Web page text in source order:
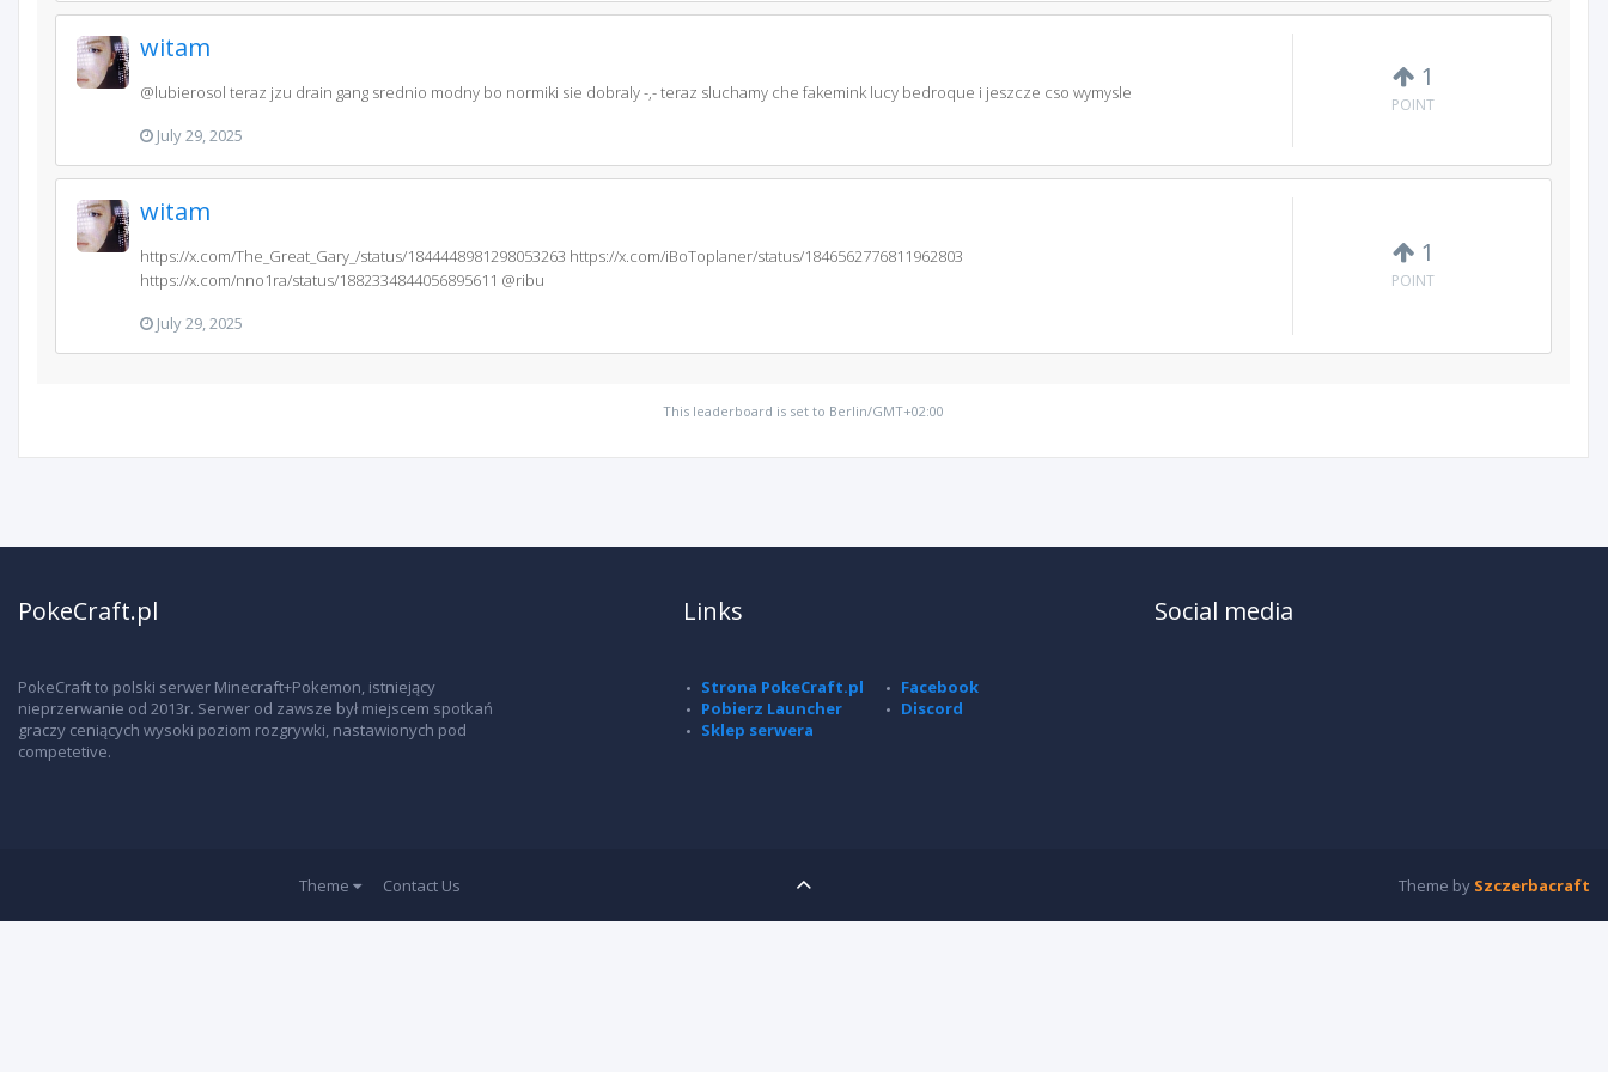
1
POINT
witam
@lubierosol teraz jzu drain gang srednio modny bo normiki sie dobraly -,- teraz sluchamy che fakemink lucy bedroque i jeszcze cso wymysle
July 29, 2025
1
POINT
witam
https://x.com/The_Great_Gary_/status/1844448981298053263 https://x.com/iBoToplaner/status/1846562776811962803
https://x.com/nno1ra/status/1882334844056895611 @ribu
July 29, 2025
This leaderboard is set to Berlin/GMT+02:00
PokeCraft.pl
PokeCraft to polski serwer Minecraft+Pokemon, istniejący
nieprzerwanie od 2013r. Serwer od zawsze był miejscem spotkań
graczy ceniących wysoki poziom rozgrywki, nastawionych pod
competetive.
Links
Strona PokeCraft.pl
Pobierz Launcher
Sklep serwera
Facebook
Discord
Social media
Theme by Szczerbacraft
Theme Contact Us